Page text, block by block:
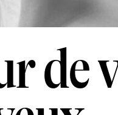
de